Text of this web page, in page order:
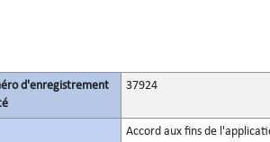
d'enregistrement
37924
Accord aux fins de